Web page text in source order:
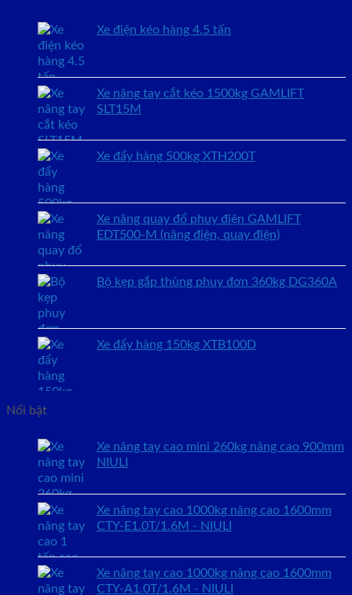
Xe điện kéo hàng 4.5 tấn
Xe nâng tay cắt kéo 1500kg GAMLIFT
SLT15M
Xe đẩy hàng 500kg XTH200T
Xe nâng quay đổ phuy điện GAMLIFT
EDT500-M (nâng điện, quay điện)
Bộ kẹp gắp thùng phuy đơn 360kg DG360A
Xe đẩy hàng 150kg XTB100D
Nổi bật
Xe nâng tay cao mini 260kg nâng cao 900mm
NIULI
Xe nâng tay cao 1000kg nâng cao 1600mm
CTY-E1.0T/1.6M - NIULI
Xe nâng tay cao 1000kg nâng cao 1600mm
CTY-A1.0T/1.6M - NIULI